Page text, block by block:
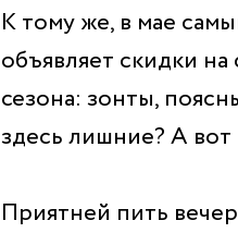
К тому же, в мае
объявляет скидки
сезона: зонты,
здесь лишние? А вот
Приятней пить